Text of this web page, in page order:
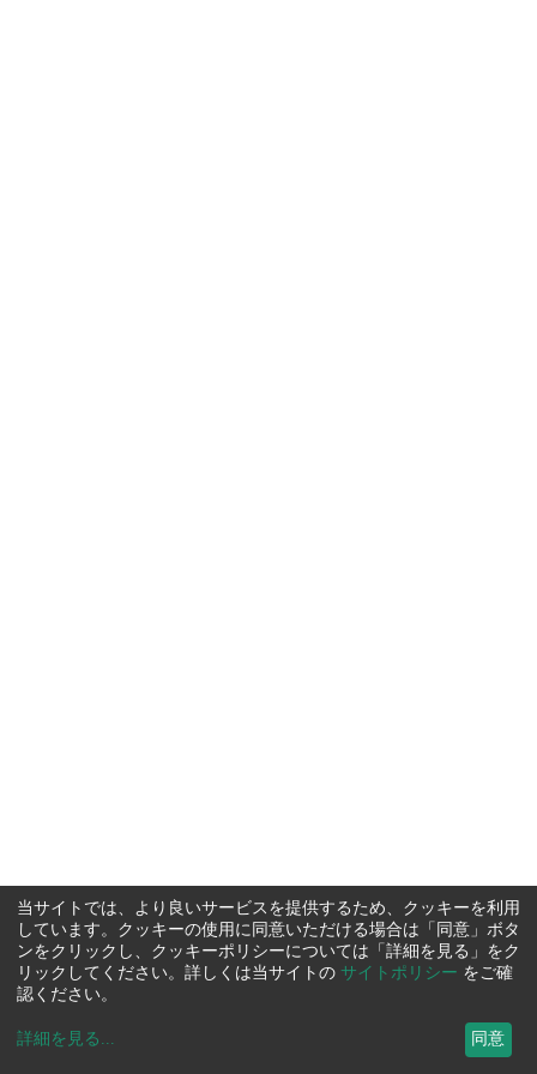
当サイトでは、より良いサービスを提供するため、クッキーを利用
しています。クッキーの使用に同意いただける場合は「同意」ボタ
ンをクリックし、クッキーポリシーについては「詳細を見る」をク
リックしてください。詳しくは当サイトの サイトポリシー をご確
認ください。
詳細を見る ... 同意